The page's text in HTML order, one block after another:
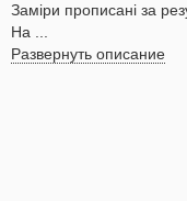
Заміри прописані за
На ...
Развернуть описание